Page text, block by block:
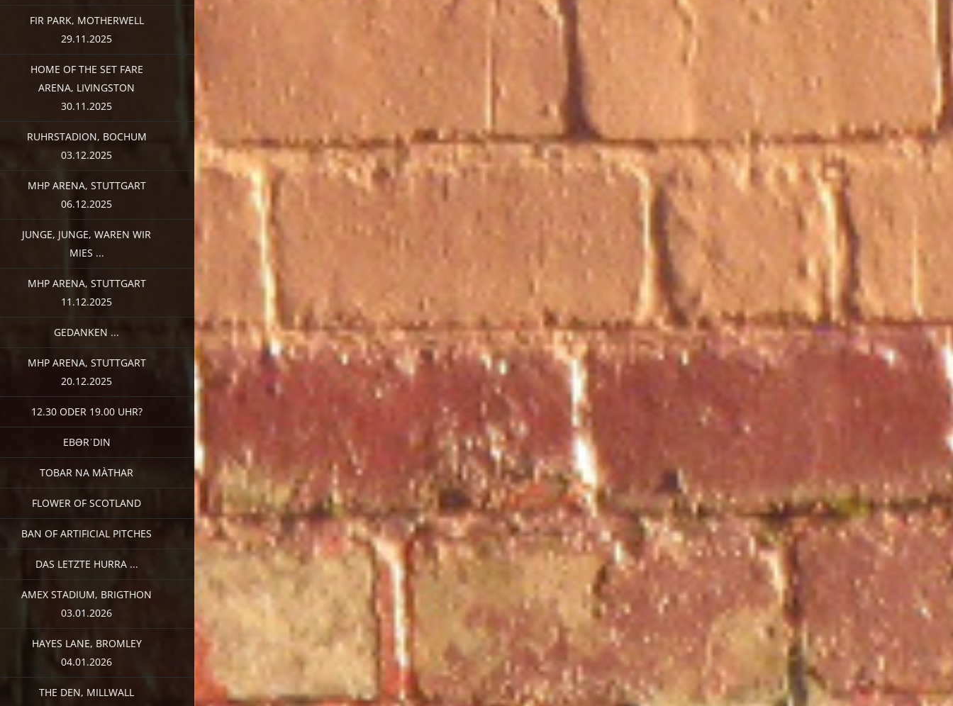
FIR PARK, MOTHERWELL
29.11.2025
HOME OF THE SET FARE
ARENA, LIVINGSTON
30.11.2025
RUHRSTADION, BOCHUM
03.12.2025
MHP ARENA, STUTTGART
06.12.2025
JUNGE, JUNGE, WAREN WIR
MIES ...
MHP ARENA, STUTTGART
11.12.2025
GEDANKEN ...
MHP ARENA, STUTTGART
20.12.2025
12.30 ODER 19.00 UHR?
EBƏRˈDIN
TOBAR NA MÀTHAR
FLOWER OF SCOTLAND
BAN OF ARTIFICIAL PITCHES
DAS LETZTE HURRA ...
AMEX STADIUM, BRIGTHON
03.01.2026
HAYES LANE, BROMLEY
04.01.2026
THE DEN, MILLWALL